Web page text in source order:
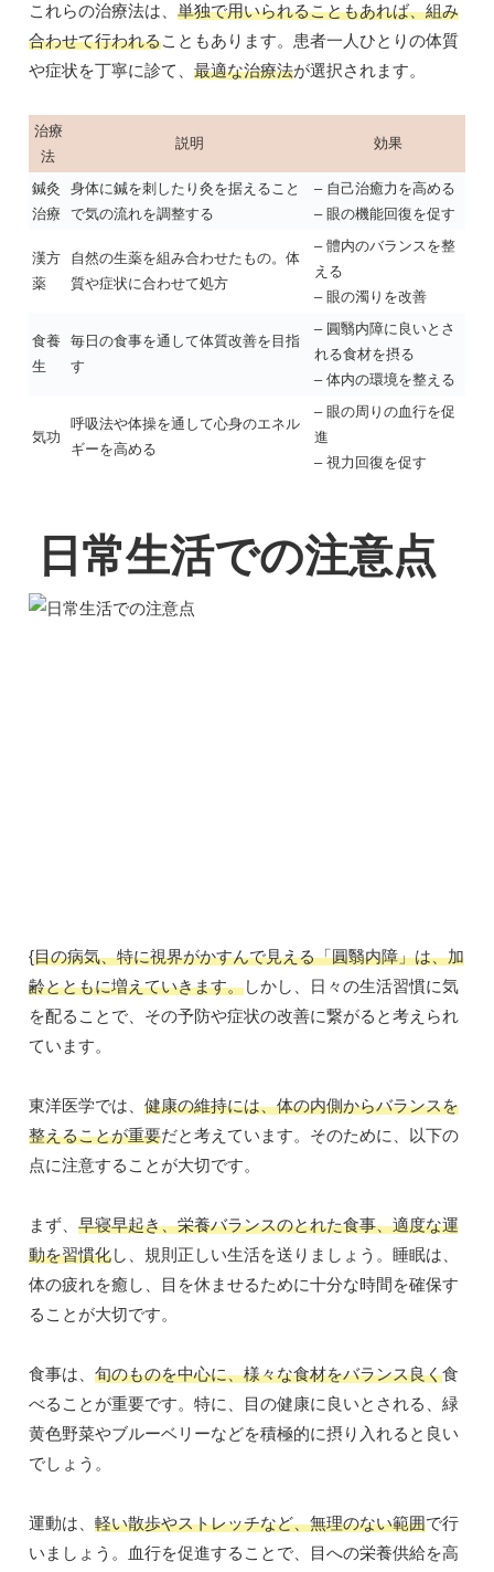
これらの治療法は、 単独で用いられることもあれば、組み
合わせて行われることもあります。患者一人ひとりの体質
や症状を丁寧に診て、 最適な治療法が選択されます。
治療
法
説明 効果
鍼灸
治療
身体に鍼を刺したり灸を据えること
で気の流れを調整する
– 自己治癒力を高める
– 眼の機能回復を促す
漢方
薬
自然の生薬を組み合わせたもの。体
質や症状に合わせて処方
– 體内のバランスを整
える
– 眼の濁りを改善
食養
生
毎日の食事を通して体質改善を目指
す
– 圓翳内障に良いとさ
れる食材を摂る
– 体内の環境を整える
気功
呼吸法や体操を通して心身のエネル
ギーを高める
– 眼の周りの血行を促
進
– 視力回復を促す
日常生活での注意点
{目の病気、特に視界がかすんで見える「圓翳内障」は、加
齢とともに増えていきます。しかし、日々の生活習慣に気
を配ることで、その予防や症状の改善に繋がると考えられ
ています。
東洋医学では、 健康の維持には、体の内側からバランスを
整えることが重要だと考えています。そのために、以下の
点に注意することが大切です。
まず、 早寝早起き、栄養バランスのとれた食事、適度な運
動を習慣化し、規則正しい生活を送りましょう。睡眠は、
体の疲れを癒し、目を休ませるために十分な時間を確保す
ることが大切です。
食事は、 旬のものを中心に、様々な食材をバランス良く食
べることが重要です。特に、目の健康に良いとされる、緑
黄色野菜やブルーベリーなどを積極的に摂り入れると良い
でしょう。
運動は、 軽い散歩やストレッチなど、無理のない範囲で行
いましょう。血行を促進することで、目への栄養供給を高